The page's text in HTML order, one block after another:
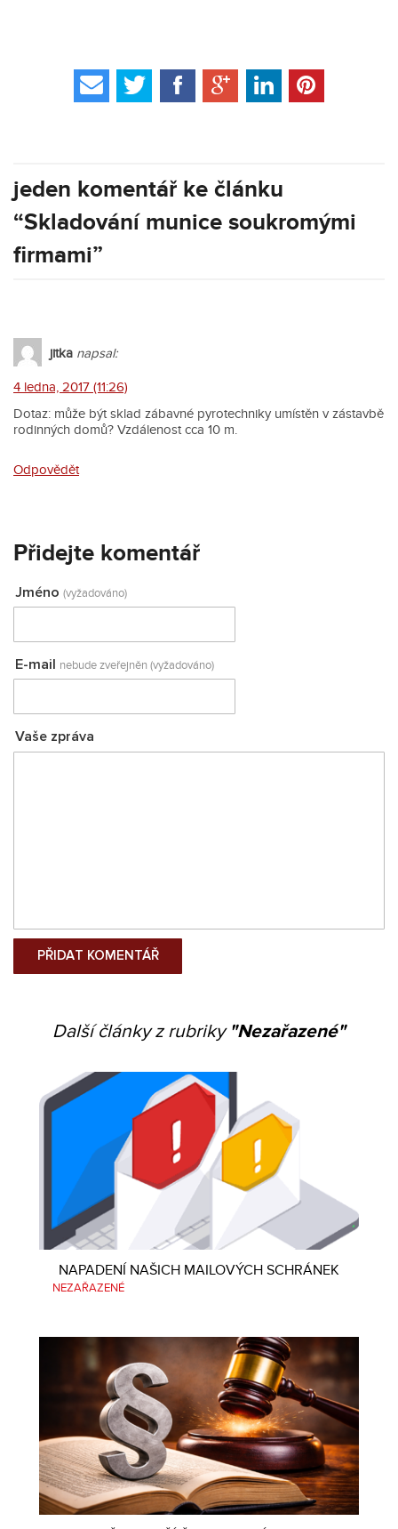
jeden komentář ke článku
“Skladování munice soukromými
firmami”
jitka napsal:
4 ledna, 2017 (11:26)
Dotaz: může být sklad zábavné pyrotechniky umístěn v zástavbě
rodinných domů? Vzdálenost cca 10 m.
Odpovědět
Přidejte komentář
Jméno (vyžadováno)
E-mail nebude zveřejněn (vyžadováno)
Vaše zpráva
Další články z rubriky "Nezařazené"
NAPADENÍ NAŠICH MAILOVÝCH SCHRÁNEK
NEZAŘAZENÉ